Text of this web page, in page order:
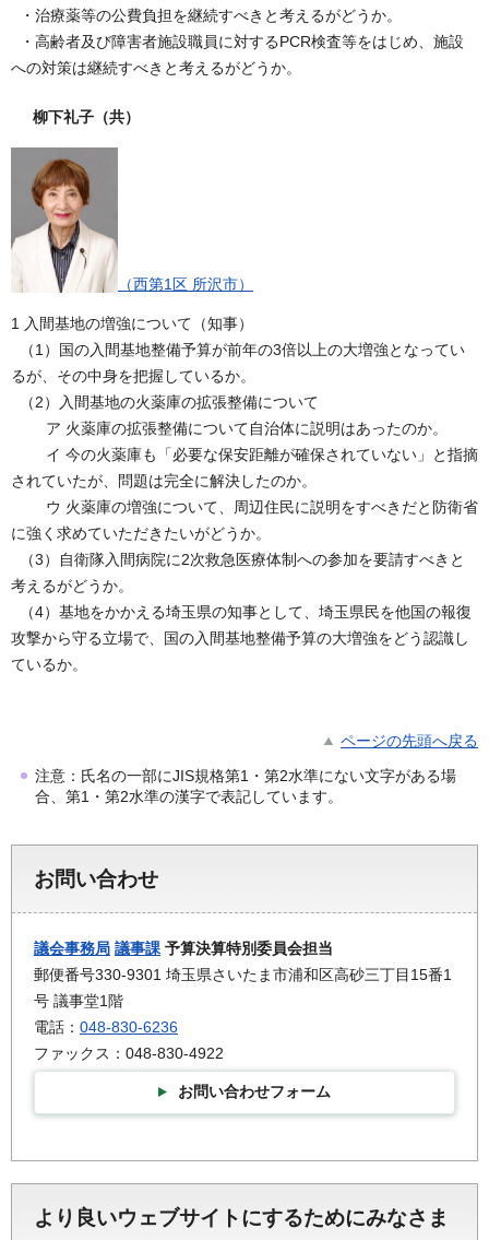
・治療薬等の公費負担を継続すべきと考えるがどうか。
・高齢者及び障害者施設職員に対するPCR検査等をはじめ、施設
への対策は継続すべきと考えるがどうか。
柳下礼子 （共）
（西第1区 所沢市）
1 入間基地の増強について（知事）
（1）国の入間基地整備予算が前年の3倍以上の大増強となってい
るが、その中身を把握しているか。
（2）入間基地の火薬庫の拡張整備について
ア 火薬庫の拡張整備について自治体に説明はあったのか。
イ 今の火薬庫も「必要な保安距離が確保されていない」と指摘
されていたが、問題は完全に解決したのか。
ウ 火薬庫の増強について、周辺住民に説明をすべきだと防衛省
に強く求めていただきたいがどうか。
（3）自衛隊入間病院に2次救急医療体制への参加を要請すべきと
考えるがどうか。
（4）基地をかかえる埼玉県の知事として、埼玉県民を他国の報復
攻撃から守る立場で、国の入間基地整備予算の大増強をどう認識し
ているか。
ページの先頭へ戻る
注意：氏名の一部にJIS規格第1・第2水準にない文字がある場
合、第1・第2水準の漢字で表記しています。
お問い合わせ
議会事務局 議事課 予算決算特別委員会担当
郵便番号330-9301 埼玉県さいたま市浦和区高砂三丁目15番1
号 議事堂1階
電話： 048-830-6236
ファックス：048-830-4922
お問い合わせフォーム
より良いウェブサイトにするためにみなさま